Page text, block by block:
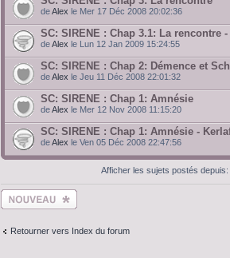
deAlex le Mer 17 Déc 2008 20:02:36
SC: SIRENE : Chap 3.1: La rencontre
deAlex le Lun 12 Jan 2009 15:24:55
SC: SIRENE : Chap 2: Démence et
deAlex le Jeu 11 Déc 2008 22:01:32
SC: SIRENE : Chap 1: Amnésie
deAlex le Mer 12 Nov 2008 11:15:20
SC: SIRENE : Chap 1: Amnésie -
deAlex le Ven 05 Déc 2008 22:47:56
Afficher les sujets postés depuis:
Ecrire un nouveau
sujet
Retourner vers Index du forum